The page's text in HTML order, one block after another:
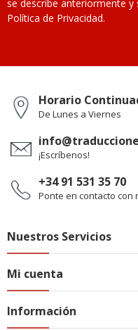
se describe anteriormente y
Política de Privacidad.
Horario
De Lunes a Viernes
¡Escríbenos!
+34 91 531 35 70
Ponte en contacto con
Nuestros Servicios
Mi cuenta
Información